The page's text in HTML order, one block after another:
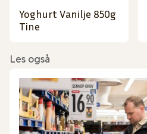
Yoghurt Vanilje 850g
Tine
Les også